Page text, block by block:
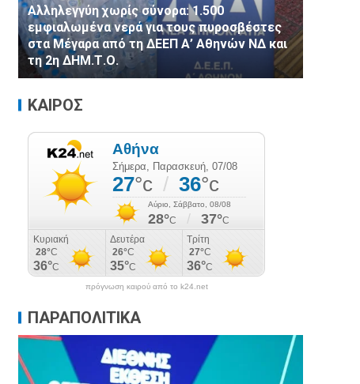
Αλληλεγγύη χωρίς σύνορα: 1.500
εμφιαλωμένα νερά για τους πυροσβέστες
στα Μέγαρα από τη ΔΕΕΠ Α’ Αθηνών ΝΔ και
τη 2η ΔΗΜ.Τ.Ο.
ΚΑΙΡΟΣ
πρόγνωση καιρού από το k24.net
ΠΑΡΑΠΟΛΙΤΙΚΑ